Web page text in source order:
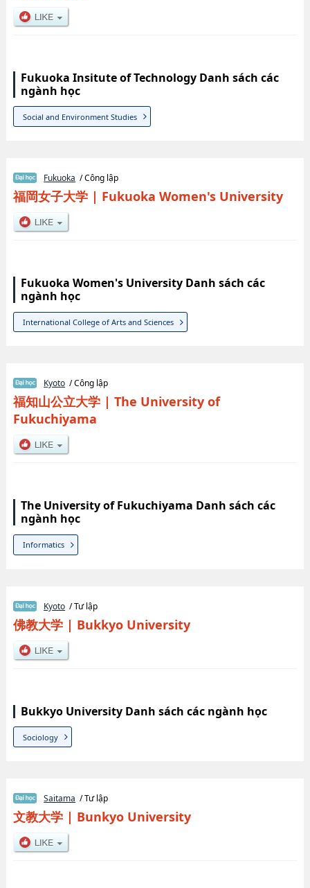
Fukuoka Insitute of Technology Danh sách các
ngành học
Social and Environment Studies
Fukuoka / Công lập
福岡女子大学| Fukuoka Women's University
Fukuoka Women's University Danh sách các
ngành học
International College of Arts and Sciences
Kyoto / Công lập
福知山公立大学| The University of
Fukuchiyama
The University of Fukuchiyama Danh sách các
ngành học
Informatics
Kyoto / Tư lập
佛教大学| Bukkyo University
Bukkyo University Danh sách các ngành học
Sociology
Saitama / Tư lập
文教大学| Bunkyo University